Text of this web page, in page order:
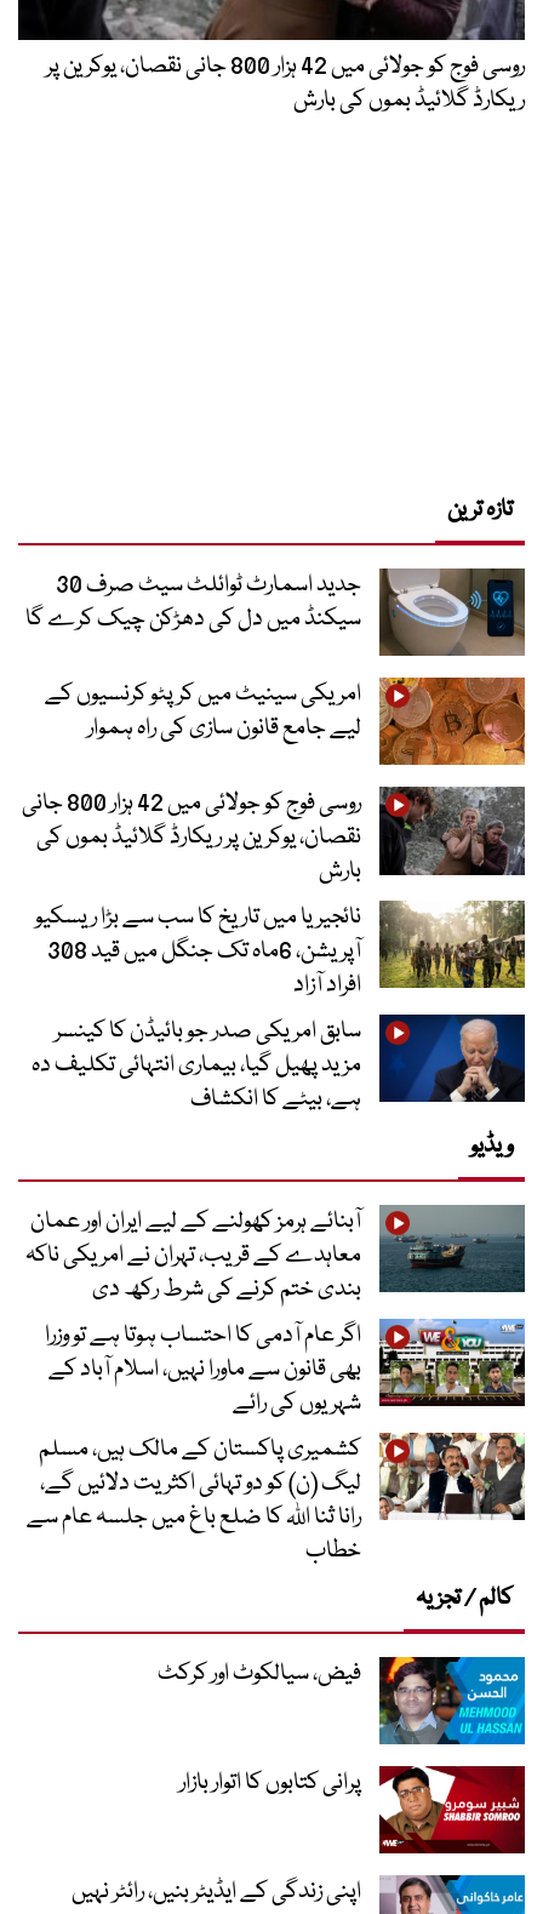
روسی فوج کو جولائی میں 42 ہزار 800 جانی نقصان، یوکرین پر
ریکارڈ گلائیڈ بموں کی بارش
تازہ ترین
جدید اسمارٹ ٹوائلٹ سیٹ صرف 30
سیکنڈ میں دل کی دھڑکن چیک کرے گا
امریکی سینیٹ میں کرپٹو کرنسیوں کے
لیے جامع قانون سازی کی راہ ہموار
روسی فوج کو جولائی میں 42 ہزار 800 جانی
نقصان، یوکرین پر ریکارڈ گلائیڈ بموں کی
بارش
نائجیریا میں تاریخ کا سب سے بڑا ریسکیو
آپریشن، 6ماہ تک جنگل میں قید 308
افراد آزاد
سابق امریکی صدر جو بائیڈن کا کینسر
مزید پھیل گیا، بیماری انتہائی تکلیف دہ
ہے، بیٹے کا انکشاف
ویڈیو
آبنائے ہرمز کھولنے کے لیے ایران اور عمان
معاہدے کے قریب، تہران نے امریکی ناکہ
بندی ختم کرنے کی شرط رکھ دی
اگر عام آدمی کا احتساب ہوتا ہے تو وزرا
بھی قانون سے ماورا نہیں، اسلام آباد کے
شہریوں کی رائے
کشمیری پاکستان کے مالک ہیں، مسلم
لیگ (ن) کو دو تہائی اکثریت دلائیں گے،
رانا ثنا اللہ کا ضلع باغ میں جلسہ عام سے
خطاب
کالم / تجزیہ
فیض، سیالکوٹ اور کرکٹ
پرانی کتابوں کا اتوار بازار
اپنی زندگی کے ایڈیٹر بنیں، رائٹر نہیں